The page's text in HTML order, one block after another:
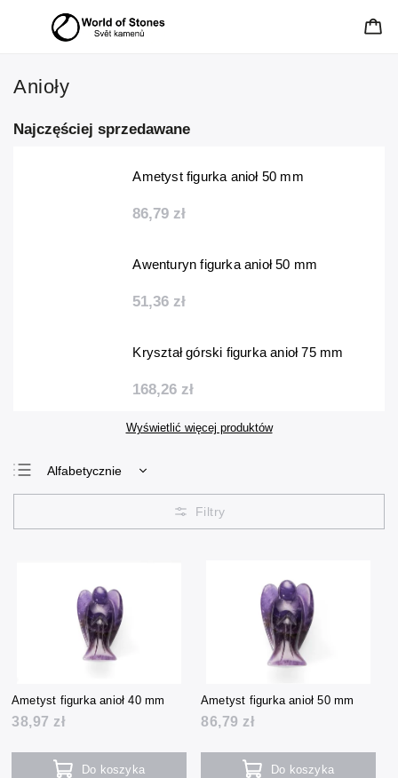
Anioły
Najczęściej sprzedawane
Ametyst figurka anioł 50 mm
86,79 zł
Awenturyn figurka anioł 50 mm
51,36 zł
Kryształ górski figurka anioł 75 mm
168,26 zł
Wyświetlić więcej produktów
Alfabetycznie
Najtańsze
Najdroższe
Ametyst figurka anioł 40 mm
38,97 zł
Do koszyka
Ametyst figurka anioł 50 mm
86,79 zł
Do koszyka